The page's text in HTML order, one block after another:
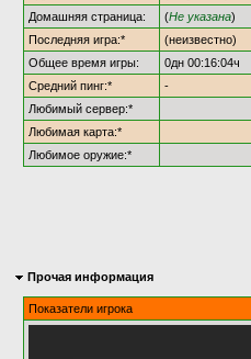
Домашняя страница:
(Не указана)
Последняя игра:*
(неизвестно)
Общее время игры:
0дн 00:16:04ч
Средний пинг:*
-
Любимый сервер:*
Любимая карта:*
Любимое оружие:*
Прочая информация
Показатели игрока